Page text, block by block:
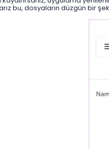
bu, dosyaların düzgün bir